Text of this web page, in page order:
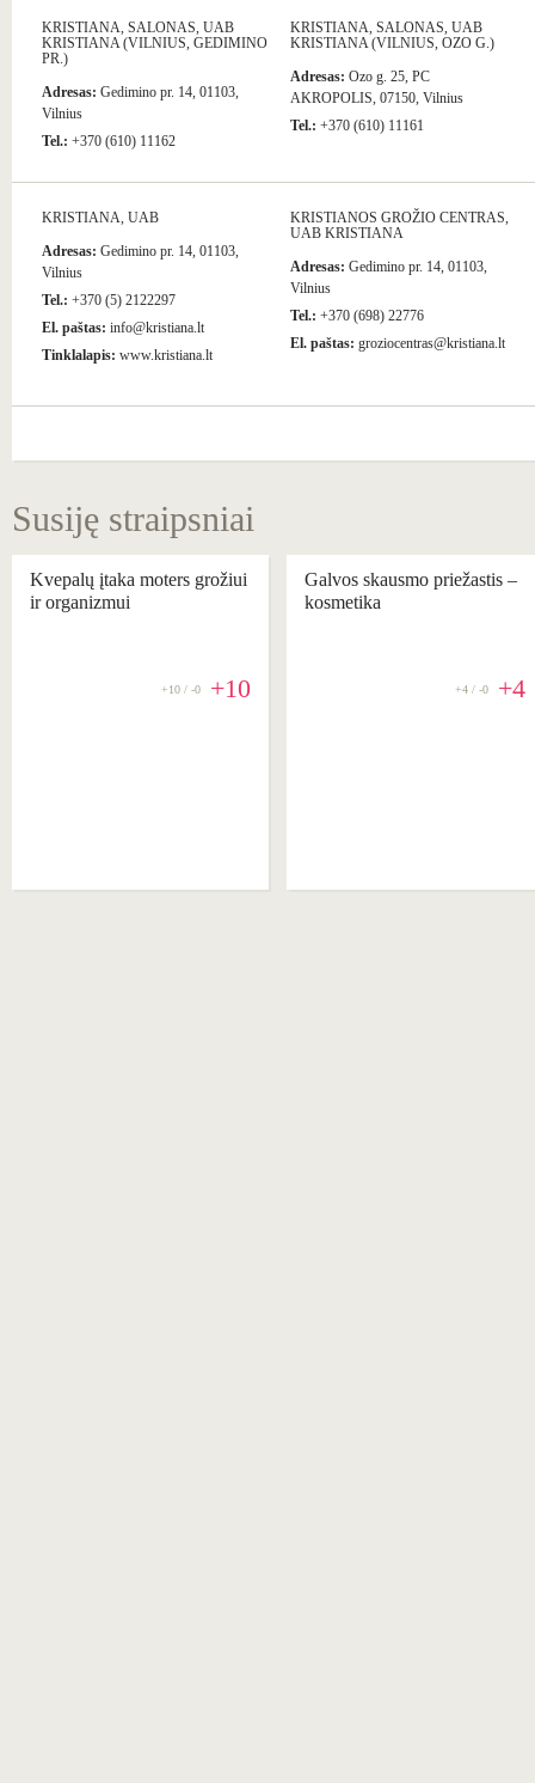
KRISTIANA, SALONAS, UAB
KRISTIANA (VILNIUS, GEDIMINO
PR.)
Adresas: Gedimino pr. 14, 01103,
Vilnius
Tel.: +370 (610) 11162
KRISTIANA, SALONAS, UAB
KRISTIANA (VILNIUS, OZO G.)
Adresas: Ozo g. 25, PC
AKROPOLIS, 07150, Vilnius
Tel.: +370 (610) 11161
KRISTIANA, UAB
Adresas: Gedimino pr. 14, 01103,
Vilnius
Tel.: +370 (5) 2122297
El. paštas: info@kristiana.lt
Tinklalapis: www.kristiana.lt
KRISTIANOS GROŽIO CENTRAS,
UAB KRISTIANA
Adresas: Gedimino pr. 14, 01103,
Vilnius
Tel.: +370 (698) 22776
El. paštas: groziocentras@kristiana.lt
Susiję straipsniai
Kvepalų įtaka moters grožiui
ir organizmui
+10 / -0 +10
Galvos skausmo priežastis –
kosmetika
+4 / -0 +4